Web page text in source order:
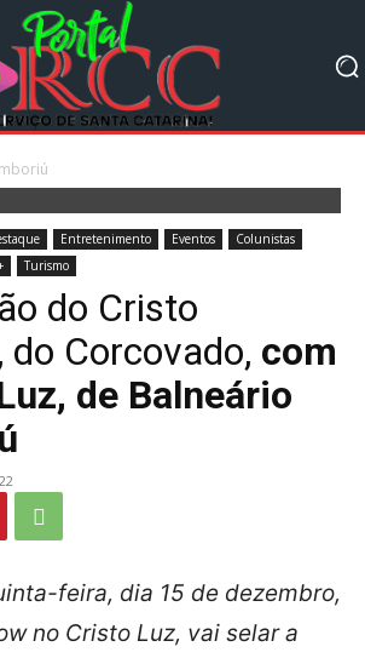
Entretenimento Eventos
Colunistas
Turismo
do Cristo
do Corcovado, com
de Balneário
feira, dia 15 de dezembro,
no Cristo Luz, vai selar a